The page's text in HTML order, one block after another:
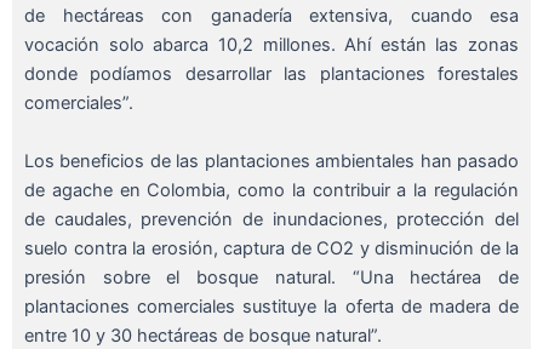
de hectáreas con ganadería extensiva, cuando esa
vocación solo abarca 10,2 millones. Ahí están las zonas
donde podíamos desarrollar las plantaciones forestales
comerciales”.
Los beneficios de las plantaciones ambientales han pasado
de agache en Colombia, como la contribuir a la regulación
de caudales, prevención de inundaciones, protección del
suelo contra la erosión, captura de CO2 y disminución de la
presión sobre el bosque natural. “Una hectárea de
plantaciones comerciales sustituye la oferta de madera de
entre 10 y 30 hectáreas de bosque natural”.